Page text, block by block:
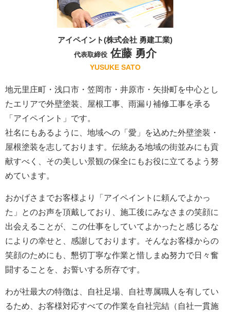
アイペイント(株式会社 勇建工業)
代表取締役佐藤 勇介
YUSUKE SATO
地元里庄町・浅口市・笠岡市・井原市・矢掛町を中心とし
たエリアで外壁塗装、屋根工事、雨漏り補修工事を承る
「アイペイント」です。
社名にもあるように、地域への「愛」を込めた外壁塗装・
屋根塗装を志しております。伝統ある地域の街並みにも貢
献すべく、その美しい景観の保全にもお役に立てるよう努
めています。
おかげさまでお客様より「アイペイントに頼んでよかっ
た」とのお声を頂戴しており、施工後にみなさまの笑顔に
出会えることが、この仕事をしていてよかったと感じるな
によりの幸せと、感謝しております。そんなお客様からの
笑顔のためにも、懇切丁寧な作業と惜しまぬ努力で日々奮
闘することを、お誓いする所存です。
わが社最大の特徴は、自社足場、自社専属職人を有してい
るため、お客様対応すべての作業を自社完結（自社一貫施